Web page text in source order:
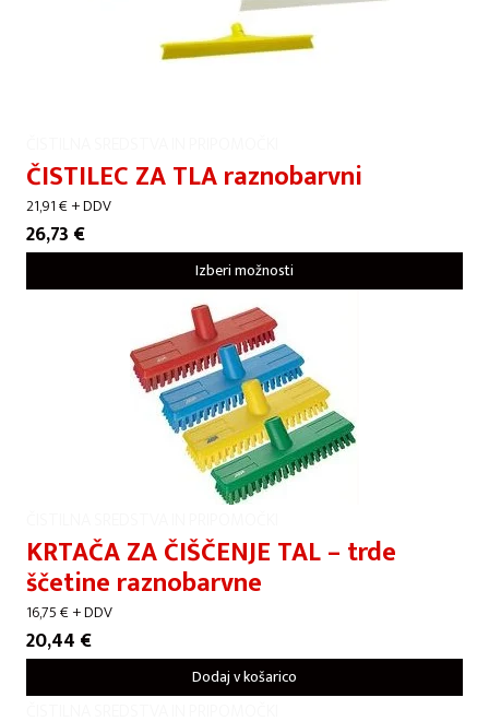
ČISTILEC ZA TLA raznobarvni
21,91€+ DDV
26,73 €
Izberi možnosti
KRTAČA ZA ČIŠČENJE TAL – trde
ščetine raznobarvne
16,75€+ DDV
20,44 €
Dodaj v košarico